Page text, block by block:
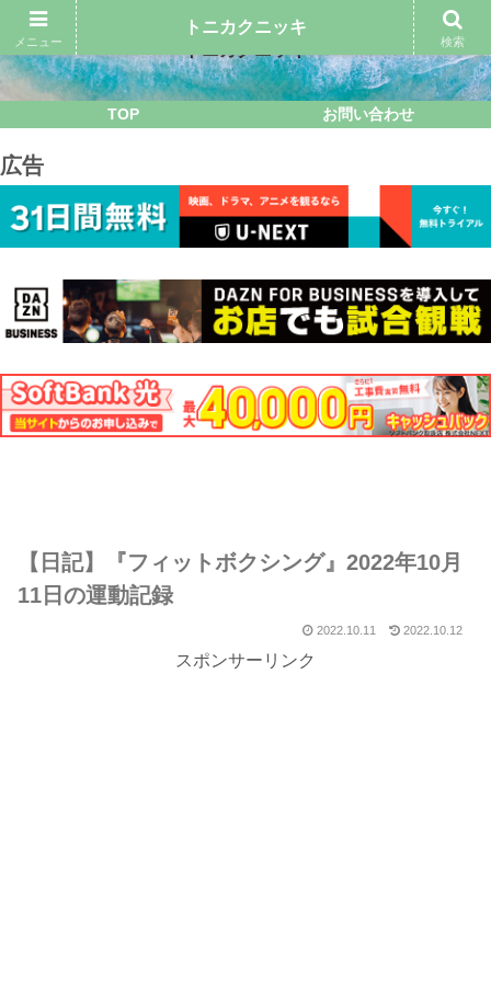
TOP お問い合わせ
広告
【日記】『フィットボクシング』2022年10月
11日の運動記録
2022.10.11 2022.10.12
スポンサーリンク
メニュー
トニカクニッキ
検索